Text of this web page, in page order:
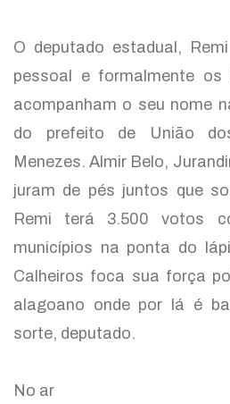
O deputado estadual,
pessoal e formalmente os
acompanham o seu nome
do prefeito de União
Menezes. Almir Belo,
juram de pés juntos que
Remi terá 3.500 votos
municípios na ponta do
Calheiros foca sua força
alagoano onde por lá é
sorte, deputado.
No ar